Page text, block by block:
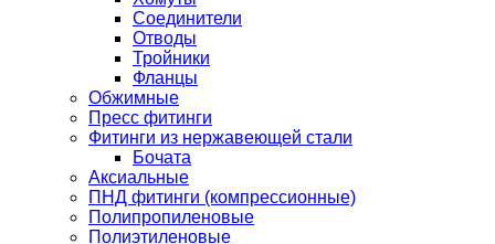
Соединители
Отводы
Тройники
Фланцы
Обжимные
Пресс фитинги
Фитинги из нержавеющей стали
Бочата
Аксиальные
ПНД фитинги (компрессионные)
Полипропиленовые
Полиэтиленовые